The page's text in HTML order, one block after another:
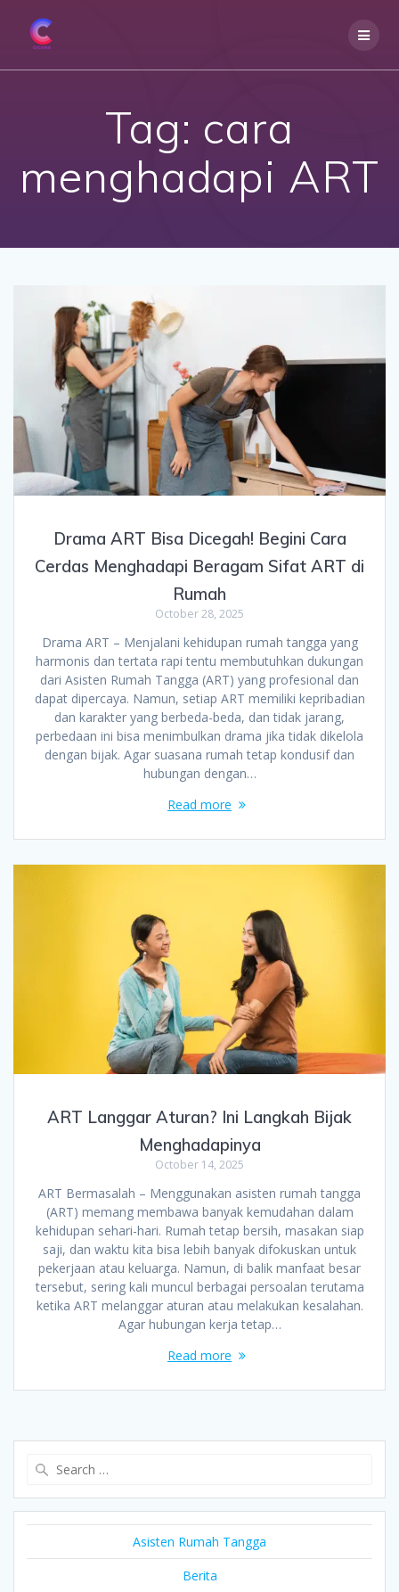
Tag: cara
menghadapi ART
Drama ART Bisa Dicegah! Begini Cara
Cerdas Menghadapi Beragam Sifat ART di
Rumah
October 28, 2025
Drama ART – Menjalani kehidupan rumah tangga yang
harmonis dan tertata rapi tentu membutuhkan dukungan
dari Asisten Rumah Tangga (ART) yang profesional dan
dapat dipercaya. Namun, setiap ART memiliki kepribadian
dan karakter yang berbeda-beda, dan tidak jarang,
perbedaan ini bisa menimbulkan drama jika tidak dikelola
dengan bijak. Agar suasana rumah tetap kondusif dan
hubungan dengan…
Read more
ART Langgar Aturan? Ini Langkah Bijak
Menghadapinya
October 14, 2025
ART Bermasalah – Menggunakan asisten rumah tangga
(ART) memang membawa banyak kemudahan dalam
kehidupan sehari-hari. Rumah tetap bersih, masakan siap
saji, dan waktu kita bisa lebih banyak difokuskan untuk
pekerjaan atau keluarga. Namun, di balik manfaat besar
tersebut, sering kali muncul berbagai persoalan terutama
ketika ART melanggar aturan atau melakukan kesalahan.
Agar hubungan kerja tetap…
Read more
Asisten Rumah Tangga
Berita